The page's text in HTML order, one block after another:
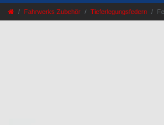
Fahrwerks Zubehör Tieferlegungsfedern